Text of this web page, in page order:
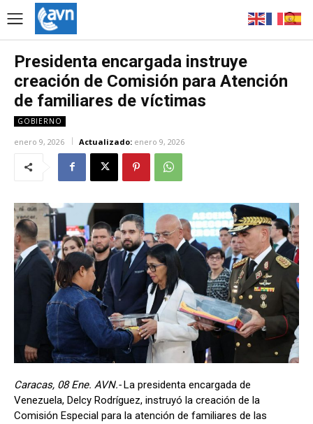
Presidenta encargada instruye
creación de Comisión para Atención
de familiares de víctimas
GOBIERNO
enero 9, 2026 Actualizado: enero 9, 2026
Caracas, 08 Ene. AVN.- La presidenta encargada de
Venezuela, Delcy Rodríguez, instruyó la creación de la
Comisión Especial para la atención de familiares de las